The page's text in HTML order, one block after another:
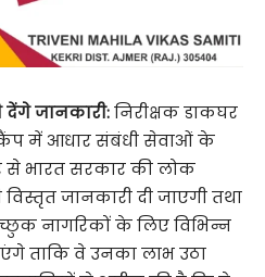
जानकारी:निरीक्षक डाकघर
में आधार संबंधी सेवाओं के
से भारत सरकार की लोक
जानकारी दी जाएगी तथा
नागरिकों के लिए विभिन्न
ताकि वे उनका लाभ उठा